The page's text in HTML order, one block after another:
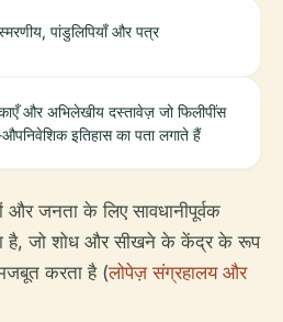
पांडुलिपियाँ और पत्र
और अभिलेखीय दस्तावेज़ जो फिलीपींस
इतिहास का पता लगाते हैं
और जनता के लिए सावधानीपूर्वक
है, जो शोध और सीखने के केंद्र के रूप
करता है (लोपेज़ संग्रहालय और